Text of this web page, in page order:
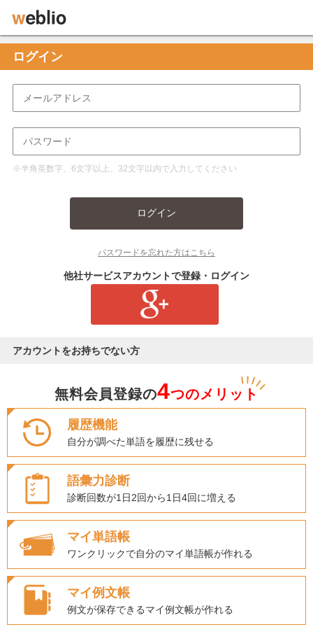
ログイン
※半角英数字、6文字以上、32文字以内で入力してください
ログイン
パスワードを忘れた方はこちら
他社サービスアカウントで登録・ログイン
アカウントをお持ちでない方
無料会員登録の4つのメリット
履歴機能
自分が調べた単語を履歴に残せる
語彙力診断
診断回数が1日2回から1日4回に増える
マイ単語帳
ワンクリックで自分のマイ単語帳が作れる
マイ例文帳
例文が保存できるマイ例文帳が作れる